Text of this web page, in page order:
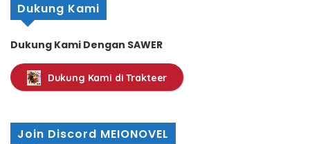
Dukung Kami
Dukung Kami Dengan SAWER
Dukung Kami di Trakteer
Join Discord MEIONOVEL